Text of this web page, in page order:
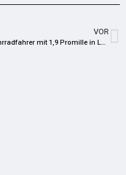
VOR
Fahrradfahrer mit 1,9 Promille in Lehesten unterwegs